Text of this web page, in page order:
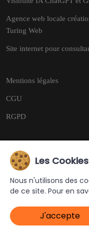
Agence web locale
Turing Web
Site internet pour
Mentions légales
CGU
RGPD
Copyright
Ce site a été
Les
Nous n'utilisons des
de ce site. Pour en
J'accepte